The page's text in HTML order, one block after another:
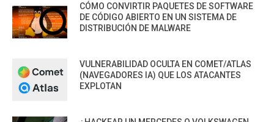
CÓMO CONVIRTIR PAQUETES DE SOFTWARE
DE CÓDIGO ABIERTO EN UN SISTEMA DE
DISTRIBUCIÓN DE MALWARE
VULNERABILIDAD OCULTA EN COMET/ATLAS
(NAVEGADORES IA) QUE LOS ATACANTES
EXPLOTAN